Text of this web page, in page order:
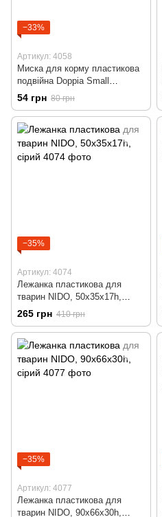
−33%
Артикул: 4058
Миска для корму пластикова
подвійна Doppia Small
21x11,5x3h, 0,3 л, рожевий
54 грн 80 грн
−35%
Артикул: 4074
Лежанка пластикова для
тварин NIDO, 50x35x17h,
сірий
265 грн 410 грн
−35%
Артикул: 4077
Лежанка пластикова для
тварин NIDO, 90x66x30h,